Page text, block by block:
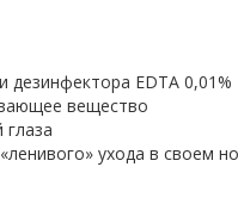
дезинфектора EDTA 0,01%
вещество
ухода в своем